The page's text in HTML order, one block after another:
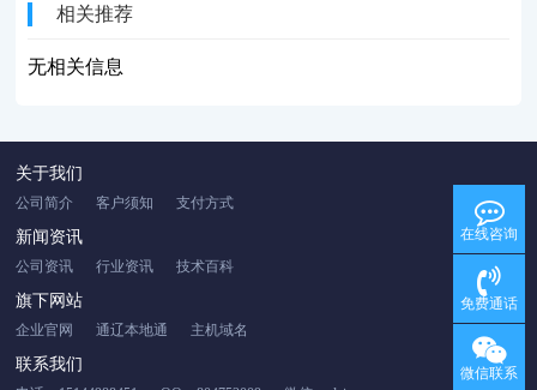
相关推荐
无相关信息
关于我们
公司简介 客户须知 支付方式
新闻资讯
公司资讯 行业资讯 技术百科
旗下网站
企业官网 通辽本地通 主机域名
联系我们
在线咨询
免费通话
微信联系